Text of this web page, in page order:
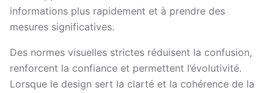
informations plus rapidement et à prendre des
mesures significatives.
Des normes visuelles strictes réduisent la confusion,
renforcent la confiance et permettent l’évolutivité.
Lorsque le design sert la clarté et la cohérence de la